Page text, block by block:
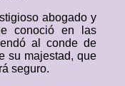
abogado y
conoció en las
al conde de
su majestad, que
seguro.